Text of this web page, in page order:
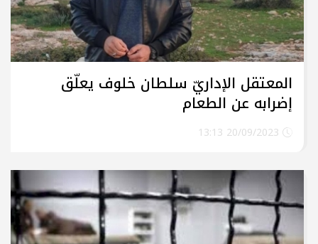
المعتقل الإداريّ سلطان خلوف يعلّق
إضرابه عن الطعام